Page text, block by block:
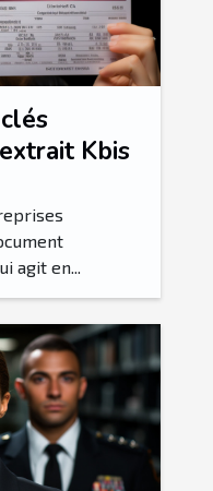
Kbis
agit en...